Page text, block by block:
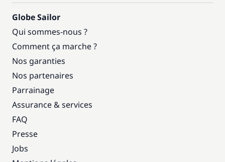
Globe Sailor
Qui sommes-nous ?
Comment ça marche ?
Nos garanties
Nos partenaires
Parrainage
Assurance & services
FAQ
Presse
Jobs